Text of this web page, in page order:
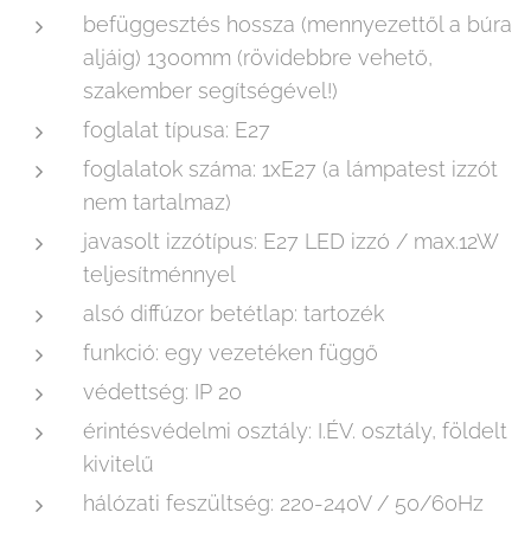
befüggesztés hossza (mennyezettől a búra
aljáig) 1300mm (rövidebbre vehető,
szakember segítségével!)
foglalat típusa: E27
foglalatok száma: 1xE27 (a lámpatest izzót
nem tartalmaz)
javasolt izzótípus: E27 LED izzó / max.12W
teljesítménnyel
alsó diffúzor betétlap: tartozék
funkció: egy vezetéken függő
védettség: IP 20
érintésvédelmi osztály: I.ÉV. osztály, földelt
kivitelű
hálózati feszültség: 220-240V / 50/60Hz